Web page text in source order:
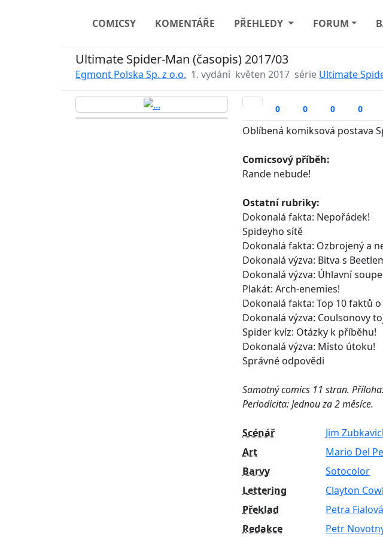
COMICSY KOMENTÁŘE PŘEHLEDY FORUM
Ultimate Spider-Man (časopis) 2017/03
Egmont Polska Sp. z o.o. 1. vydání květen 2017 série Ultimate
0 0 0 0
Oblíbená komiksová postava
Comicsový příběh:
Rande nebude!
Ostatní rubriky:
Dokonalá fakta: Nepořádek!
Spideyho sítě
Dokonalá fakta: Ozbrojený a
Dokonalá výzva: Bitva s
Dokonalá výzva: Úhlavní
Plakát: Arch-enemies!
Dokonalá fakta: Top 10 faktů
Dokonalá výzva: Coulsonovy
Spider kvíz: Otázky k příběhu!
Dokonalá výzva: Místo útoku!
Správné odpovědi
Samotný comics 11 stran.
Periodicita: Jednou za 2 měsíce.
Scénář
Jim
Art
Mario Del
Barvy
Sotocolor
Lettering
Clayton
Překlad
Petra Fialová
Redakce
Petr